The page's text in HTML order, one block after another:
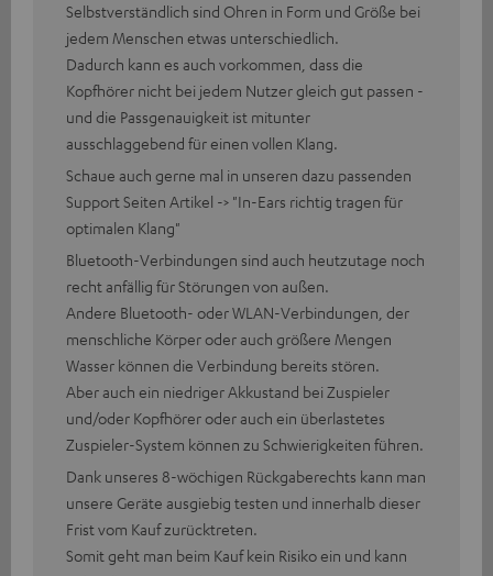
Selbstverständlich sind Ohren in Form und Größe bei
jedem Menschen etwas unterschiedlich.
Dadurch kann es auch vorkommen, dass die
Kopfhörer nicht bei jedem Nutzer gleich gut passen -
und die Passgenauigkeit ist mitunter
ausschlaggebend für einen vollen Klang.
Schaue auch gerne mal in unseren dazu passenden
Support Seiten Artikel -> "In-Ears richtig tragen für
optimalen Klang"
Bluetooth-Verbindungen sind auch heutzutage noch
recht anfällig für Störungen von außen.
Andere Bluetooth- oder WLAN-Verbindungen, der
menschliche Körper oder auch größere Mengen
Wasser können die Verbindung bereits stören.
Aber auch ein niedriger Akkustand bei Zuspieler
und/oder Kopfhörer oder auch ein überlastetes
Zuspieler-System können zu Schwierigkeiten führen.
Dank unseres 8-wöchigen Rückgaberechts kann man
unsere Geräte ausgiebig testen und innerhalb dieser
Frist vom Kauf zurücktreten.
Somit geht man beim Kauf kein Risiko ein und kann